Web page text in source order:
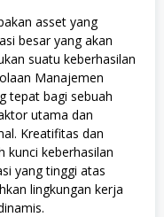
asset yang
besar yang akan
suatu keberhasilan
Manajemen
tepat bagi sebuah
utama dan
Kreatifitas dan
kunci keberhasilan
yang tinggi atas
lingkungan kerja